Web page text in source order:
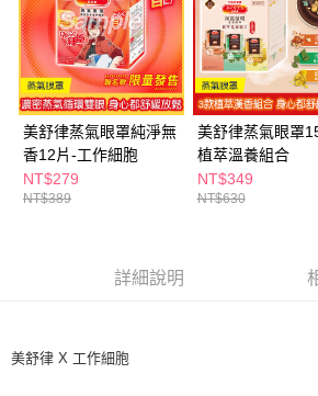
４．使用「AFTEE先享後付」時，將依據個別帳
時審查核予不同之上限額度；若仍有額度不足之
請求用戶進行身份認證。
５．嚴禁一人註冊多個帳號或使用他人資訊註冊
恩沛科技股份有限公司將有權停止該用戶之使用
付款後寶雅門市自取(由倉庫統一出貨)
每筆NT$80，滿NT$290(含以上)免運費
美舒律蒸氣眼罩純淨無
香12片-工作細胞
NT$279
NT$389
美舒律蒸氣眼罩
植萃溫養組合
NT$349
NT$630
詳細說明
美舒律 X 工作細胞